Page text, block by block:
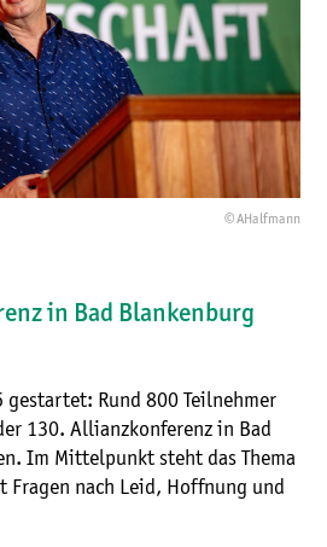
© AHalfmann
in Bad Blankenburg
Rund 800 Teilnehmer
130. Allianzkonferenz in Bad
Im Mittelpunkt steht das Thema
Fragen nach Leid, Hoffnung und